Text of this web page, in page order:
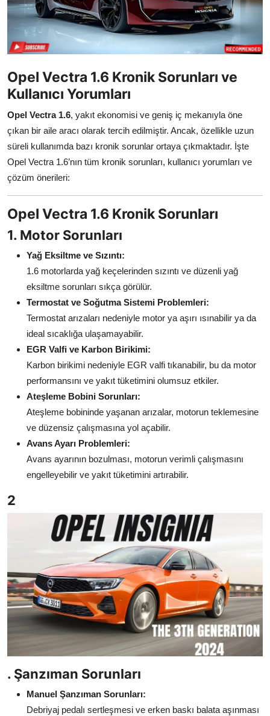
Kiralama & Filo
Sürüş & Güvenlik
Yağlar & Sıvılar
LPG & Yakıt
Elektrik & Akü
Klima & Konfor
Şanzıman & Aktarma
Dizel Sistemler
Multimedya & Elektronik
Opel Vectra 1.6 Kronik Sorunları ve
Kullanıcı Yorumları
Opel Vectra 1.6, yakıt ekonomisi ve geniş iç mekanıyla öne
çıkan bir aile aracı olarak tercih edilmiştir. Ancak, özellikle uzun
süreli kullanımda bazı kronik sorunlar ortaya çıkmaktadır. İşte
Opel Vectra 1.6’nın tüm kronik sorunları, kullanıcı yorumları ve
çözüm önerileri:
Opel Vectra 1.6 Kronik Sorunları
1. Motor Sorunları
Yağ Eksiltme ve Sızıntı:
1.6 motorlarda yağ keçelerinden sızıntı ve düzenli yağ
eksiltme sorunları sıkça görülür.
Termostat ve Soğutma Sistemi Problemleri:
Termostat arızaları nedeniyle motor ya aşırı ısınabilir ya da
ideal sıcaklığa ulaşamayabilir.
EGR Valfi ve Karbon Birikimi:
Karbon birikimi nedeniyle EGR valfi tıkanabilir, bu da motor
performansını ve yakıt tüketimini olumsuz etkiler.
Ateşleme Bobini Sorunları:
Ateşleme bobininde yaşanan arızalar, motorun teklemesine
ve düzensiz çalışmasına yol açabilir.
Avans Ayarı Problemleri:
Avans ayarının bozulması, motorun verimli çalışmasını
engelleyebilir ve yakıt tüketimini artırabilir.
2
. Şanzıman Sorunları
Manuel Şanzıman Sorunları:
Debriyaj pedalı sertleşmesi ve erken baskı balata aşınması